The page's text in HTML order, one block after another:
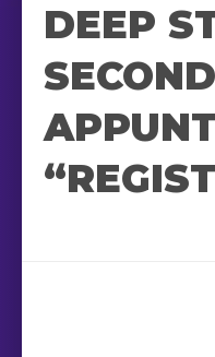
DEEP